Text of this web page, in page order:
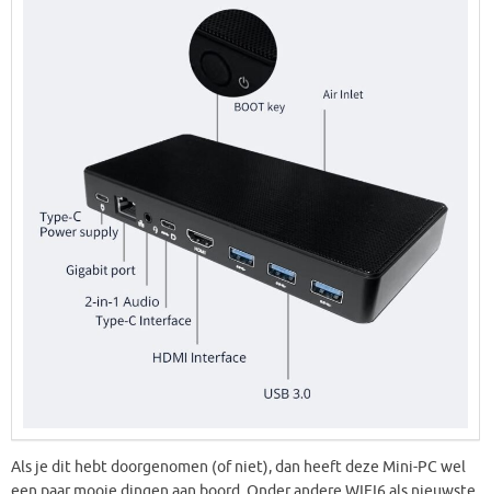
Als je dit hebt doorgenomen (of niet), dan heeft deze Mini-PC wel